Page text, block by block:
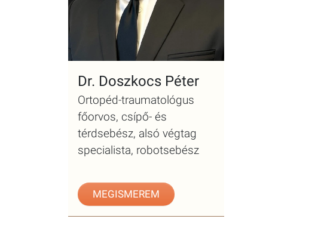
Dr. Doszkocs Péter
Ortopéd-traumatológus
főorvos, csípő- és
térdsebész, alsó végtag
specialista, robotsebész
MEGISMEREM